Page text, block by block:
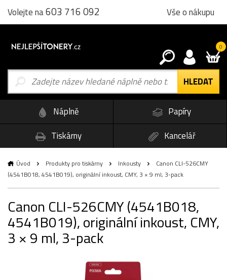
Volejte na603 716 092 Vše o nákupu
0
Náplně
Papíry
Tiskárny
Kancelář
Úvod Produkty pro tiskárny Inkousty
Canon CLI-526CMY
(4541B018, 4541B019), originální inkoust, CMY, 3 × 9 ml, 3-pack
Canon CLI-526CMY (4541B018,
4541B019), originální inkoust, CMY,
3 × 9 ml, 3-pack